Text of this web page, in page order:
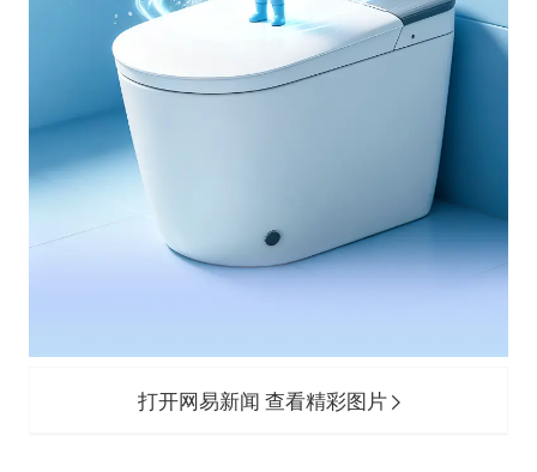
打开网易新闻 查看精彩图片